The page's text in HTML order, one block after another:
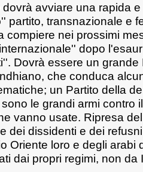
avviare una rapida
partito, transnazionale e
compiere nei prossimi
dopo
Dovrà essere un grande
che conduca
un Partito della
le grandi armi contro
vanno usate. Ripresa
dei dissidenti e dei
Oriente loro e degli arabi
dai propri regimi, non da